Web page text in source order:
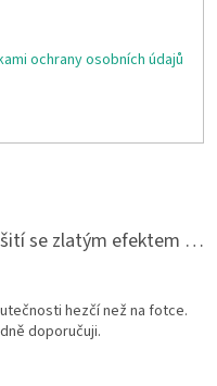
ochrany osobních údajů
Adventní kalendář k ušití se zlatým efektem 042Q
hvězdiček.
hezčí než na fotce.
doporučuji.